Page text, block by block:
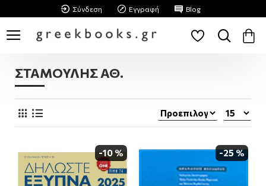
Σύνδεση Εγγραφή Blog
ΣΤΑΜΟΥΛΗΣ ΑΘ.
-10 % -25 %